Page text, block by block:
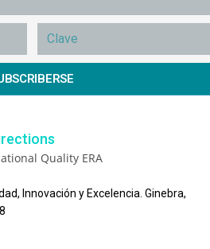
Innovación y Excelencia. Ginebra,